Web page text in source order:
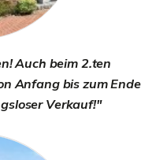
Auch beim 2.ten
Anfang bis zum Ende
Verkauf!"